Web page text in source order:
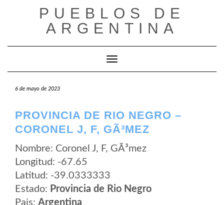
PUEBLOS DE
ARGENTINA
Cambiar modo de navegación
6 de mayo de 2023
PROVINCIA DE RIO NEGRO –
CORONEL J, F, GÃ³MEZ
Nombre: Coronel J, F, GÃ³mez
Longitud: -67.65
Latitud: -39.0333333
Estado: Provincia de Rio Negro
Pais: Argentina